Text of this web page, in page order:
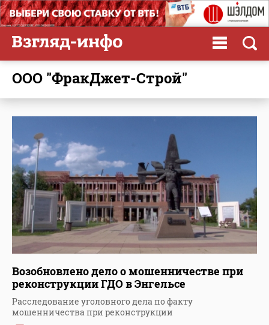
ООО "ФракДжет-Строй"
Возобновлено дело о мошенничестве при
реконструкции ГДО в Энгельсе
Расследование уголовного дела по факту
мошенничества при реконструкции